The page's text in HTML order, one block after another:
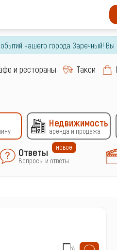
нашего города Заречный! Вы
и рестораны Такси
Недвижимость
аренда и продажа
Ответы
Вопросы и ответы
новое